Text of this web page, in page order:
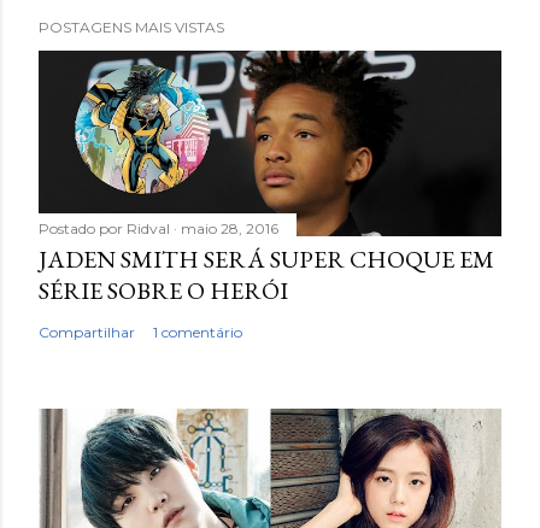
POSTAGENS MAIS VISTAS
Postado por Ridval maio 28, 2016
JADEN SMITH SERÁ SUPER CHOQUE EM
SÉRIE SOBRE O HERÓI
Compartilhar 1 comentário